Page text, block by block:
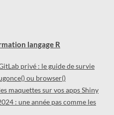
langage R
privé : le guide de survie
ou browser()
maquettes sur vos apps Shiny
: une année pas comme les